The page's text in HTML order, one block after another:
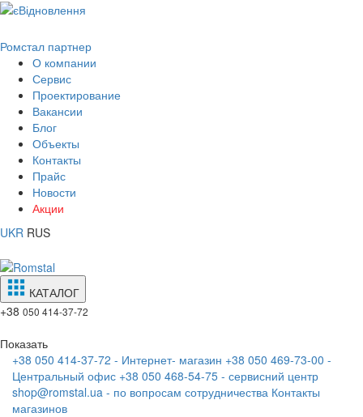
Ромстал партнер
О компании
Сервис
Проектирование
Вакансии
Блог
Объекты
Контакты
Прайс
Новости
Акции
UKR RUS
КАТАЛОГ
+38 050 414-37-72
Показать
+38 050 414-37-72 - Интернет- магазин +38 050 469-73-00 -
Центральный офис +38 050 468-54-75 - сервисний центр
shop@romstal.ua - по вопросам сотрудничества Контакты
магазинов